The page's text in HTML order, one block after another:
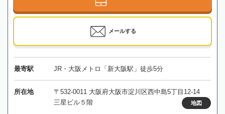
メールする
最寄駅 JR・大阪メトロ「新大阪駅」徒歩5分
所在地
〒532-0011 大阪府大阪市淀川区西中島5丁目12-14
三星ビル５階
地図